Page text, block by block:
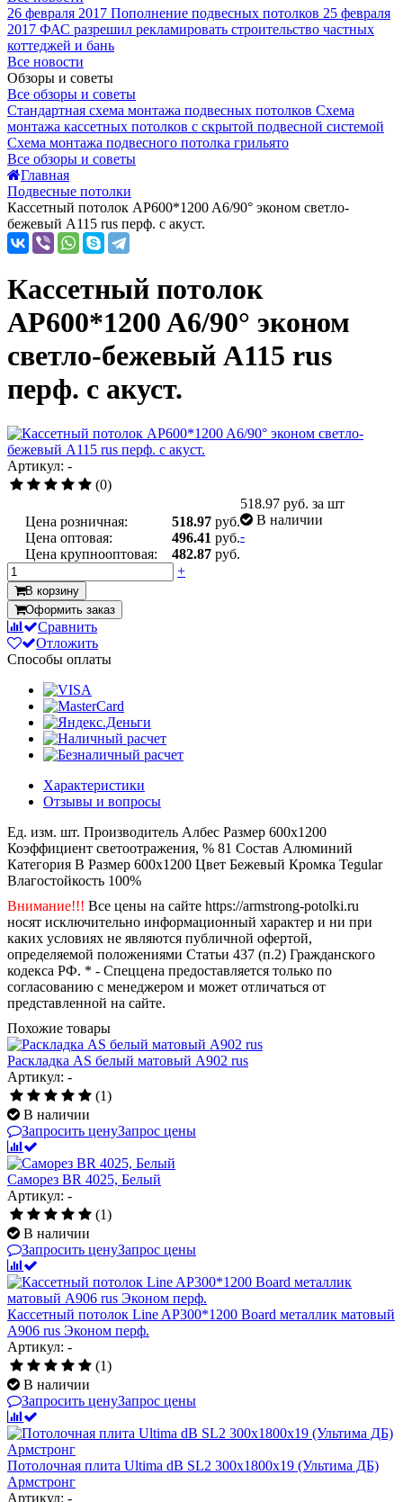
26 февраля 2017 Пополнение подвесных потолков 25 февраля
2017 ФАС разрешил рекламировать строительство частных
коттеджей и бань
Все новости
Обзоры и советы
Все обзоры и советы
Стандартная схема монтажа подвесных потолков Схема
монтажа кассетных потолков с скрытой подвесной системой
Схема монтажа подвесного потолка грильято
Все обзоры и советы
Главная
Подвесные потолки
Кассетный потолок AP600*1200 A6/90° эконом светло-
бежевый А115 rus перф. с акуст.
Кассетный потолок
AP600*1200 A6/90° эконом
светло-бежевый А115 rus
перф. с акуст.
Артикул: -
(0)
Цена розничная: 518.97 руб.
Цена оптовая:
496.41 руб.
Цена крупнооптовая:
482.87 руб.
518.97 руб. за шт
В наличии
-
+
В корзину
Оформить заказ
Сравнить
Отложить
Способы оплаты
Характеристики
Отзывы и вопросы
Ед. изм. шт. Производитель Албес Размер 600x1200
Коэффициент светоотражения, % 81 Состав Алюминий
Категория B Размер 600x1200 Цвет Бежевый Кромка Tegular
Влагостойкость 100%
Внимание!!! Все цены на сайте https://armstrong-potolki.ru
носят исключительно информационный характер и ни при
каких условиях не являются публичной офертой,
определяемой положениями Статьи 437 (п.2) Гражданского
кодекса РФ. * - Спеццена предоставляется только по
согласованию с менеджером и может отличаться от
представленной на сайте.
Похожие товары
Раскладка AS белый матовый A902 rus
Артикул: -
(1)
В наличии
Запросить ценуЗапрос цены
Саморез BR 4025, Белый
Артикул: -
(1)
В наличии
Запросить ценуЗапрос цены
Кассетный потолок Line AP300*1200 Board металлик матовый
А906 rus Эконом перф.
Артикул: -
(1)
В наличии
Запросить ценуЗапрос цены
Потолочная плита Ultima dB SL2 300x1800x19 (Ультима ДБ)
Армстронг
Артикул: -